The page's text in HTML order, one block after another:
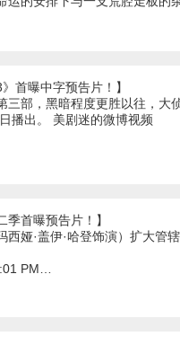
首曝中字预告片！】
三部，黑暗程度更胜以往，
播出。 美剧迷的微博视频
季首曝预告片！】
西娅·盖伊·哈登饰演）扩大管
PM…